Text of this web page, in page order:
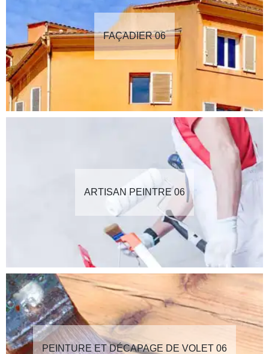
FAÇADIER 06
ARTISAN PEINTRE 06
PEINTURE ET DÉCAPAGE DE VOLET 06